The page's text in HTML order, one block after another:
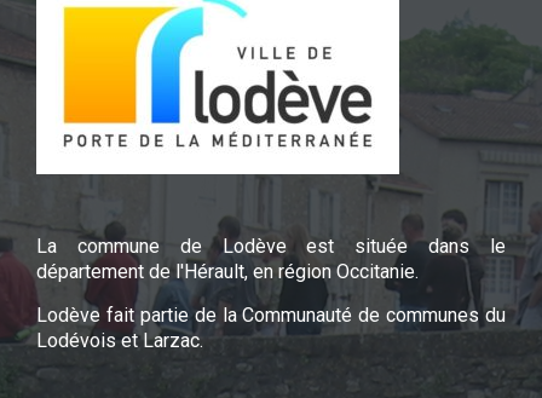
La commune de Lodève est située dans le
département de l'Hérault, en région Occitanie.
Lodève fait partie de la Communauté de communes du
Lodévois et Larzac.